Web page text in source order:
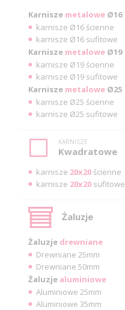
Karnisze metalowe Ø16
karnisze Ø16 ścienne
karnisze Ø16 sufitowe
Karnisze metalowe Ø19
karnisze Ø19 ścienne
karnisze Ø19 sufitowe
Karnisze metalowe Ø25
karnisze Ø25 ścienne
karnisze Ø25 sufitowe
KARNISZE
Kwadratowe
karnisze 20x20 ścienne
karnisze 20x20 sufitowe
Żaluzje
Żaluzje drewniane
Drewniane 25mm
Drewniane 50mm
Żaluzje aluminiowe
Aluminiowe 25mm
Aluminiowe 35mm